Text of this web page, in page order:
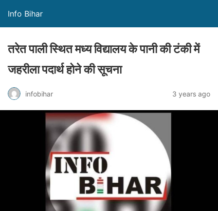
Info Bihar
तरेत पाली स्थित मध्य विद्यालय के पानी की टंकी में
जहरीला पदार्थ होने की सूचना
infobihar 3 years ago